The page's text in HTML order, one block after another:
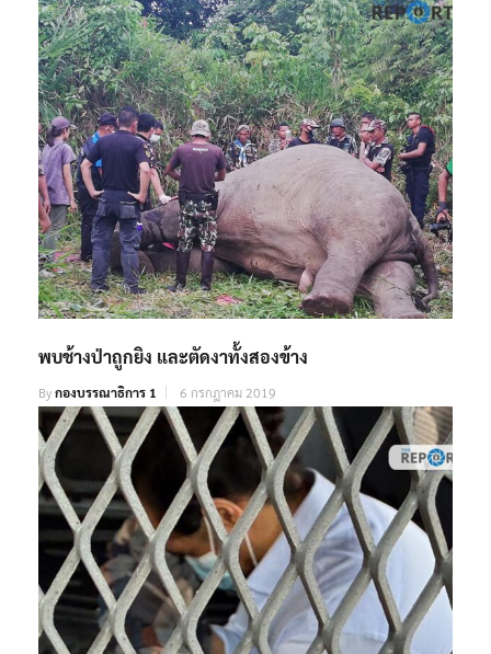
พบช้างป่าถูกยิง และตัดงาทั้งสองข้าง
Byกองบรรณาธิการ 1 6 กรกฎาคม 2019